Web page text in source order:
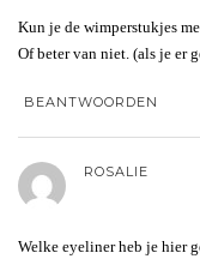
Kun je de wimperstukjes
Of beter van niet. (als je er
BEANTWOORDEN
ROSALIE
Welke eyeliner heb je hier